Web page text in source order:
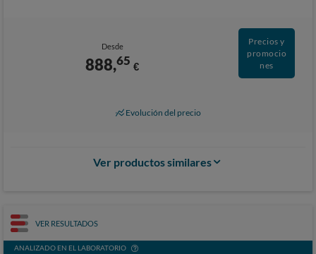
Desde
888,65 €
Precios y
promocio
nes
Evolución del precio
Ver productos similares
VER RESULTADOS
ANALIZADO EN EL LABORATORIO